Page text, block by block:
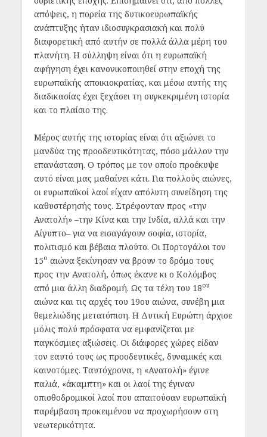
απόψεις, η πορεία της δυτικοευρωπαϊκής
ανάπτυξης ήταν ιδιοσυγκρασιακή και πολύ
διαφορετική από αυτήν σε πολλά άλλα μέρη του
πλανήτη. Η σύλληψη είναι ότι η ευρωπαϊκή
αφήγηση έχει κανονικοποιηθεί στην εποχή της
ευρωπαϊκής αποικιοκρατίας, και μέσω αυτής της
διαδικασίας έχει ξεχάσει τη συγκεκριμένη ιστορία
και το πλαίσιο της.
Μέρος αυτής της ιστορίας είναι ότι αξιώνει το
μανδύα της προοδευτικότητας, πόσο μάλλον την
επανάσταση. Ο τρόπος με τον οποίο προέκυψε
αυτό είναι μας μαθαίνει κάτι. Για πολλούς αιώνες,
οι ευρωπαϊκοί λαοί είχαν απόλυτη συνείδηση της
καθυστέρησής τους. Στρέφονταν προς «την
Ανατολή» –την Κίνα και την Ινδία, αλλά και την
Αίγυπτο– για να εισαγάγουν σοφία, ιστορία,
πολιτισμό και βέβαια πλούτο. Οι Πορτογάλοι τον
15ο αιώνα ξεκίνησαν να βρουν το δρόμο τους
προς την Ανατολή, όπως έκανε κι ο Κολόμβος
από μια άλλη διαδρομή. Ως τα τέλη του 18ου
αιώνα και τις αρχές του 19ου αιώνα, συνέβη μια
θεμελιώδης μετατόπιση. Η Δυτική Ευρώπη άρχισε
μόλις πολύ πρόσφατα να εμφανίζεται με
παγκόσμιες αξιώσεις. Οι διάφορες χώρες είδαν
τον εαυτό τους ως προοδευτικές, δυναμικές και
καινοτόμες. Ταυτόχρονα, η «Ανατολή» έγινε
παλιά, «άκαμπτη» και οι λαοί της έγιναν
οπισθοδρομικοί λαοί που απαιτούσαν ευρωπαϊκή
παρέμβαση προκειμένου να προχωρήσουν στη
νεωτερικότητα.